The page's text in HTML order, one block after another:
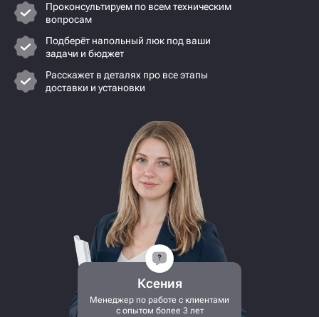
Проконсультируем по всем техническим
вопросам
Подберёт напольный люк под ваши
задачи и бюджет
Расскажет в деталях про все этапы
доставки и установки
Ксения
Менеджер по работе с клиентами
с опытом более 3 лет